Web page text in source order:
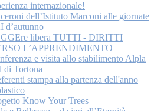
internazionale!
dell’Istituto Marconi alle giornate
d’autunno
libera TUTTI - DIRITTI
L’APPRENDIMENTO
e visita allo stabilimento Alpla
di Tortona
stampa alla partenza dell'anno
Know Your Trees